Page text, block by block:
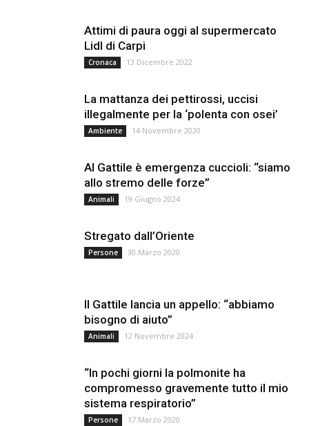
Attimi di paura oggi al supermercato
Lidl di Carpi
Cronaca 13 Dicembre 2022
La mattanza dei pettirossi, uccisi
illegalmente per la ‘polenta con osei’
Ambiente 14 Novembre 2020
Al Gattile è emergenza cuccioli: “siamo
allo stremo delle forze”
Animali 19 Giugno 2024
Stregato dall’Oriente
Persone 30 Marzo 2020
Il Gattile lancia un appello: “abbiamo
bisogno di aiuto”
Animali 12 Novembre 2024
“In pochi giorni la polmonite ha
compromesso gravemente tutto il mio
sistema respiratorio”
Persone 17 Marzo 2020